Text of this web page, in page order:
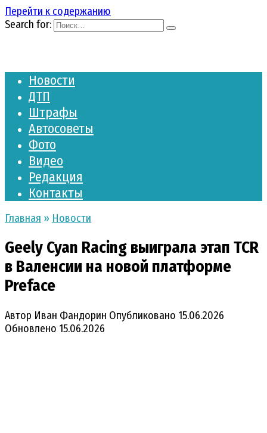
Перейти к содержанию
Search for:
Новости
ДТП
Штрафы
Автосоветы
Фото
Видео
Редакция
Контакты
Главная » Новости
Geely Cyan Racing выиграла этап TCR
в Валенсии на новой платформе
Preface
Автор Иван Фандорин Опубликовано 15.06.2026
Обновлено 15.06.2026